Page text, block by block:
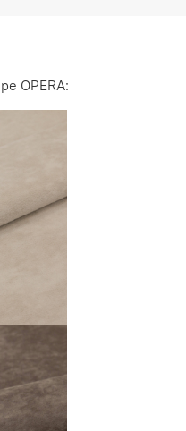
мм, высота 460 мм
650 мм
OPERA: